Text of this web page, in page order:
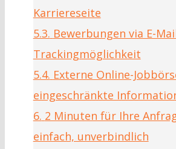
Karriereseite
5.3. Bewerbungen via E-
Trackingmöglichkeit
5.4. Externe Online-
eingeschränkte
6. 2 Minuten für Ihre
einfach, unverbindlich